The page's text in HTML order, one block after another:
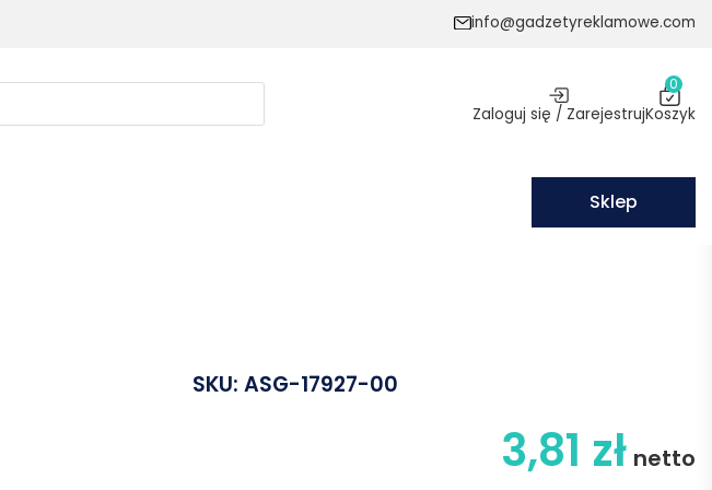
info@gadzetyreklamowe.com
Zaloguj się / Zarejestruj
0
Koszyk
Sklep
SKU:ASG-17927-00
3,81 zł netto